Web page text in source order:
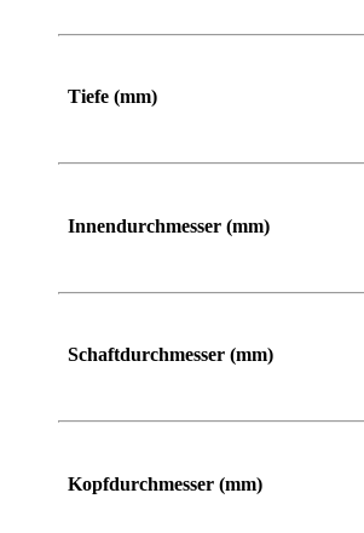
Von Bis
Tiefe (mm)
Innendurchmesser (mm)
Schaftdurchmesser (mm)
Kopfdurchmesser (mm)